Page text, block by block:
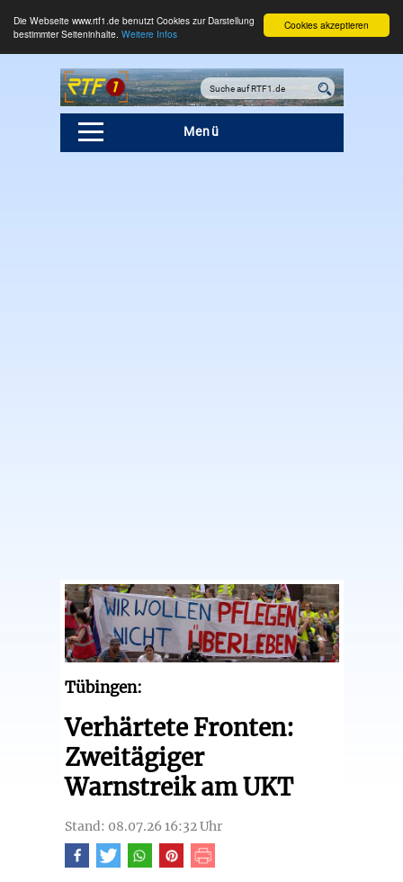
Cookies akzeptieren
Die Webseite www.rtf1.de benutzt Cookies zur Darstellung
bestimmter Seiteninhalte. Weitere Infos
Menü
Tübingen:
Verhärtete Fronten:
Zweitägiger
Warnstreik am UKT
Stand: 08.07.26 16:32 Uhr